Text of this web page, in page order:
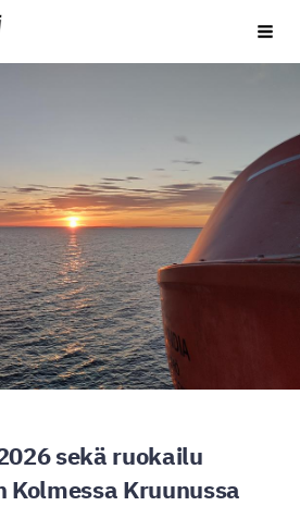
sekä ruokailu
Kolmessa Kruunussa